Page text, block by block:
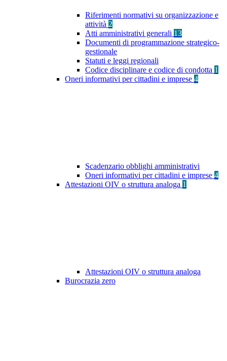
Riferimenti normativi su organizzazione e
attività 2
Atti amministrativi generali 13
Documenti di programmazione strategico-
gestionale
Statuti e leggi regionali
Codice disciplinare e codice di condotta 1
Oneri informativi per cittadini e imprese 4
Scadenzario obblighi amministrativi
Oneri informativi per cittadini e imprese 4
Attestazioni OIV o struttura analoga 1
Attestazioni OIV o struttura analoga
Burocrazia zero